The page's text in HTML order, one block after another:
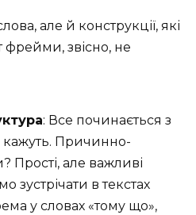
але й конструкції, які
фрейми, звісно, не
: Все починається з
кажуть. Причинно-
Прості, але важливі
зустрічати в текстах
у словах «тому що»,